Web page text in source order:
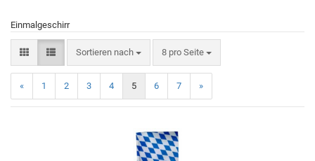
Einmalgeschirr
Sortieren nach 8 pro Seite
« 1 2 3 4 5 6 7 »